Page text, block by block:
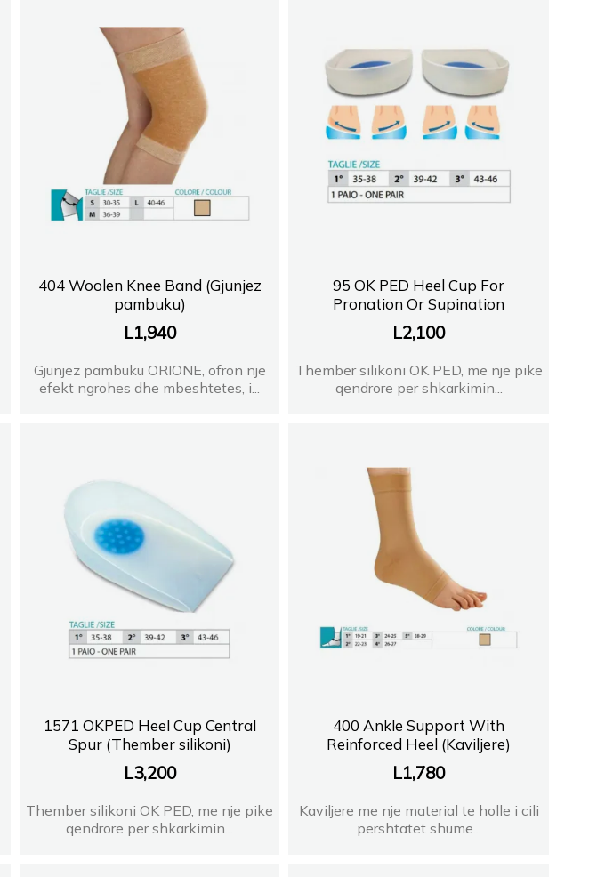
404 Woolen Knee Band (Gjunjez
pambuku)
L1,940
Gjunjez pambuku ORIONE, ofron nje
efekt ngrohes dhe mbeshtetes, i...
95 OK PED Heel Cup For
Pronation Or Supination
L2,100
Thember silikoni OK PED, me nje pike
qendrore per shkarkimin...
1571 OKPED Heel Cup Central
Spur (Thember silikoni)
L3,200
Thember silikoni OK PED, me nje pike
qendrore per shkarkimin...
400 Ankle Support With
Reinforced Heel (Kaviljere)
L1,780
Kaviljere me nje material te holle i cili
pershtatet shume...